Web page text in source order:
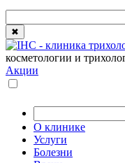
✖
косметологии и
Акции
О клинике
Услуги
Болезни